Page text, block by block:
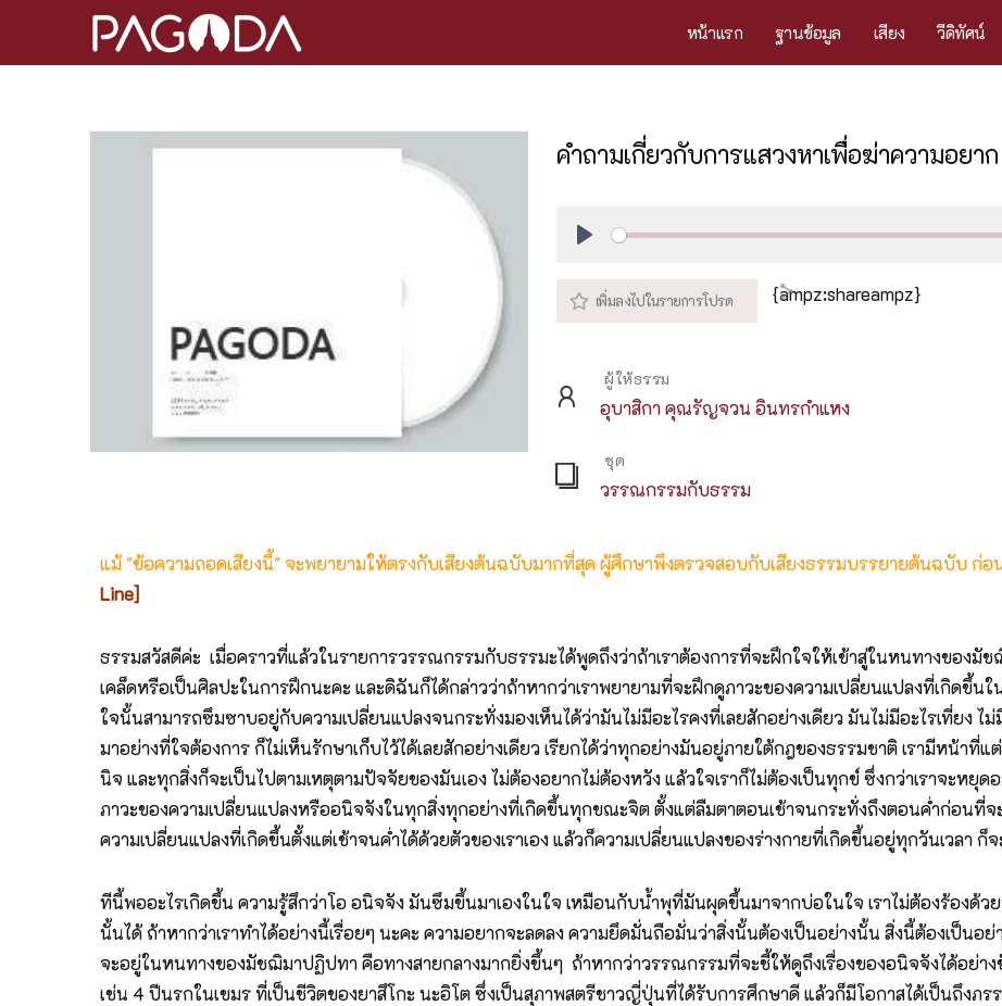
หน้าแรก ฐานข้อมูล เสียง วีดิทัศน์
คำถามเกี่ยวกับการแสวงหาเพื่อฆ่าความอยาก
{ampz:shareampz}
ผู้ให้ธรรม
อุบาสิกา คุณรัญจวน อินทรกำแหง
ชุด
วรรณกรรมกับธรรม
แม้ "ข้อความถอดเสียงนี้" จะพยายามให้ตรงกับเสียงต้นฉบับมากที่สุด ผู้ศึกษาพึงตรวจสอบกับเสียงธรรมบรรยายต้นฉบับ ก่อ
Line]
ธรรมสวัสดีค่ะ เมื่อคราวที่แล้วในรายการวรรณกรรมกับธรรมะได้พูดถึงว่าถ้าเราต้องการที่จะฝึกใจให้เข้าสู่ในหนทางของมั
เคล็ดหรือเป็นศิลปะในการฝึกนะคะ และดิฉันก็ได้กล่าวว่าถ้าหากว่าเราพยายามที่จะฝึกดูภาวะของความเปลี่ยนแปลงที่เกิดขึ้น
ใจนั้นสามารถซึมซาบอยู่กับความเปลี่ยนแปลงจนกระทั่งมองเห็นได้ว่ามันไม่มีอะไรคงที่เลยสักอย่างเดียว มันไม่มีอะไรเที่ยง ไม่
มาอย่างที่ใจต้องการ ก็ไม่เห็นรักษาเก็บไว้ได้เลยสักอย่างเดียว เรียกได้ว่าทุกอย่างมันอยู่ภายใต้กฎของธรรมชาติ เรามีหน้าที่
นิจ และทุกสิ่งก็จะเป็นไปตามเหตุตามปัจจัยของมันเอง ไม่ต้องอยากไม่ต้องหวัง แล้วใจเราก็ไม่ต้องเป็นทุกข์ ซึ่งกว่าเราจะหยุ
ภาวะของความเปลี่ยนแปลงหรืออนิจจังในทุกสิ่งทุกอย่างที่เกิดขึ้นทุกขณะจิต ตั้งแต่ลืมตาตอนเช้าจนกระทั่งถึงตอนค่ำก่อนที่จ
ความเปลี่ยนแปลงที่เกิดขึ้นตั้งแต่เช้าจนค่ำได้ด้วยตัวของเราเอง แล้วก็ความเปลี่ยนแปลงของร่างกายที่เกิดขึ้นอยู่ทุกวันเวลา
ทีนี้พออะไรเกิดขึ้น ความรู้สึกว่าโอ อนิจจัง มันซึมขึ้นมาเองในใจ เหมือนกับน้ำพุที่มันผุดขึ้นมาจากบ่อในใจ เราไม่ต้องร้องด้
นั้นได้ ถ้าหากว่าเราทำได้อย่างนี้เรื่อยๆ นะคะ ความอยากจะลดลง ความยึดมั่นถือมั่นว่าสิ่งนั้นต้องเป็นอย่างนั้น สิ่งนี้ต้องเป็นอ
จะอยู่ในหนทางของมัชฌิมาปฏิปทา คือทางสายกลางมากยิ่งขึ้นๆ ถ้าหากว่าวรรณกรรมที่จะชี้ให้ดูถึงเรื่องของอนิจจังได้อย่าง
เช่น 4 ปีนรกในเขมร ที่เป็นชีวิตของยาสึโกะ นะอิโต ซึ่งเป็นสุภาพสตรีชาวญี่ปุ่นที่ได้รับการศึกษาดี แล้วก็มีโอกาสได้เป็นถึงภร